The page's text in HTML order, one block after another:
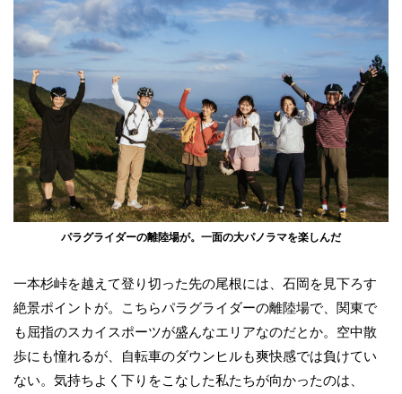
パラグライダーの離陸場が。一面の大パノラマを楽しんだ
一本杉峠を越えて登り切った先の尾根には、石岡を見下ろす
絶景ポイントが。こちらパラグライダーの離陸場で、関東で
も屈指のスカイスポーツが盛んなエリアなのだとか。空中散
歩にも憧れるが、自転車のダウンヒルも爽快感では負けてい
ない。気持ちよく下りをこなした私たちが向かったのは、